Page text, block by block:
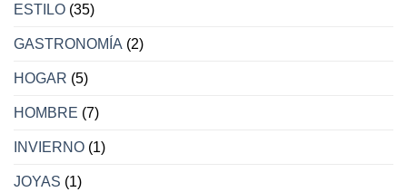
ESTILO (35)
GASTRONOMÍA (2)
HOGAR (5)
HOMBRE (7)
INVIERNO (1)
JOYAS (1)